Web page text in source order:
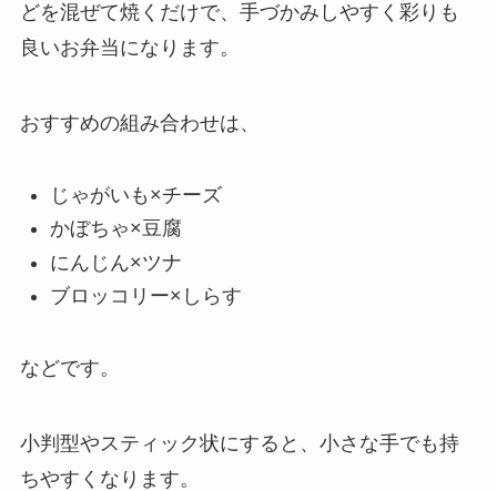
どを混ぜて焼くだけで、手づかみしやすく彩りも
良いお弁当になります。
おすすめの組み合わせは、
じゃがいも×チーズ
かぼちゃ×豆腐
にんじん×ツナ
ブロッコリー×しらす
などです。
小判型やスティック状にすると、小さな手でも持
ちやすくなります。